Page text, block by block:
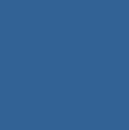
8, 1914